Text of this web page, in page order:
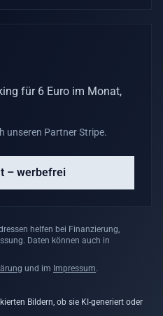
für 6 Euro im Monat,
unseren Partner Stripe.
– werbefrei
helfen bei Finanzierung,
Daten können auch in
und im Impressum.
Bildern, ob sie KI-generiert oder